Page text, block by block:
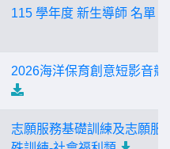
115 學年度 新生導師 名單
2026海洋保育創意短影音競
志願服務基礎訓練及志願服